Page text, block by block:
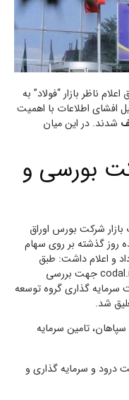
ناظر بازار “فولاد” به
افشای اطلاعات با اهمیت
شدند. در این میان
بورسی و
شركت بورس اوراق
روز گذشته بر روی سهام
و اعلام داشت: طبق
اطلاعيه منتشره در تارنماي كدال به نشاني codal.ir جهت بررسي
سرمايه گذاري گروه توسعه
سپاهان، تامین سرمایه
و سرمایه گذاری و